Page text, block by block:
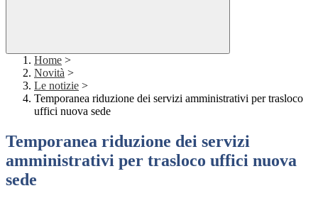
Home >
Novità >
Le notizie >
Temporanea riduzione dei servizi amministrativi per trasloco
uffici nuova sede
Temporanea riduzione dei servizi
amministrativi per trasloco uffici nuova
sede